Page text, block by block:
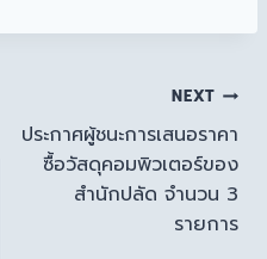
NEXT
ประกาศผู้ชนะการเสนอราคา
ซื้อวัสดุคอมพิวเตอร์ของ
สำนักปลัด จำนวน 3
รายการ